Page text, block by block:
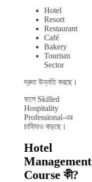
Hotel
Resort
Restaurant
Café
Bakery
Tourism
Sector
দ্রুত উন্নতি করছে।
ফলে Skilled
Hospitality
Professional-এর
চাহিদাও বাড়ছে।
Hotel
Management
Course কী?